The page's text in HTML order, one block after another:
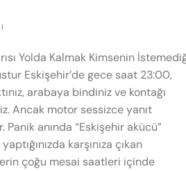
Yolda Kalmak Kimsenin
Eskişehir’de gece saat 23:00,
arabaya bindiniz ve kontağı
Ancak motor sessizce yanıt
Panik anında “Eskişehir akücü”
karşınıza çıkan
çoğu mesai saatleri içinde